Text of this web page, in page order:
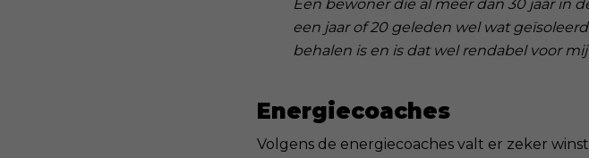
Een bewoner die al meer dan 30 jaar in
een jaar of 20 geleden wel wat
behalen is en is dat wel rendabel voor
Energiecoaches
Volgens de energiecoaches valt er zeker